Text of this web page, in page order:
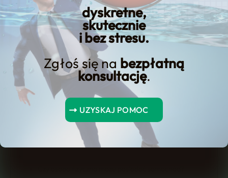
dyskretne,
skutecznie
i bez stresu.
Zgłoś się na bezpłatną
konsultację.
UZYSKAJ POMOC
samochód w leasing?
Spis Treści
Czy każdy może wziąć samochód w leasing?
Na czym polega leasing samochodu?
Rodzaje leasingu samochodu – jakie są?